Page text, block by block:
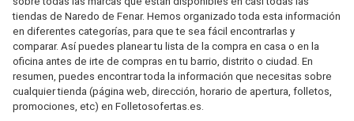
tiendas de Naredo de Fenar. Hemos organizado toda esta información
en diferentes categorías, para que te sea fácil encontrarlas y
comparar. Así puedes planear tu lista de la compra en casa o en la
oficina antes de irte de compras en tu barrio, distrito o ciudad. En
resumen, puedes encontrar toda la información que necesitas sobre
cualquier tienda (página web, dirección, horario de apertura, folletos,
promociones, etc) en Folletosofertas.es.